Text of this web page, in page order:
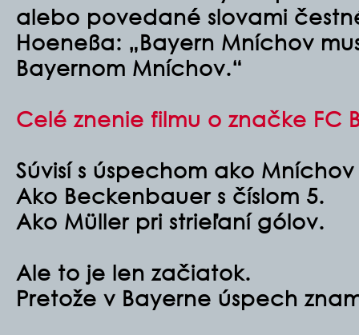
alebo povedané slovami
Hoeneßa: „Bayern Mníchov
Bayernom Mníchov.“
Celé znenie filmu o značke FC
Súvisí s úspechom ako
Ako Beckenbauer s číslom 5.
Ako Müller pri strieľaní gólov.
Ale to je len začiatok.
Pretože v Bayerne úspech